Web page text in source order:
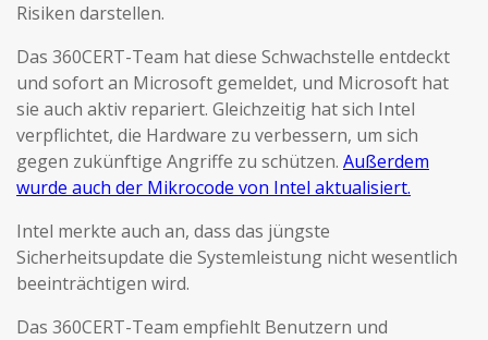
Risiken darstellen.
Das 360CERT-Team hat diese Schwachstelle entdeckt
und sofort an Microsoft gemeldet, und Microsoft hat
sie auch aktiv repariert. Gleichzeitig hat sich Intel
verpflichtet, die Hardware zu verbessern, um sich
gegen zukünftige Angriffe zu schützen. Außerdem
wurde auch der Mikrocode von Intel aktualisiert.
Intel merkte auch an, dass das jüngste
Sicherheitsupdate die Systemleistung nicht wesentlich
beeinträchtigen wird.
Das 360CERT-Team empfiehlt Benutzern und